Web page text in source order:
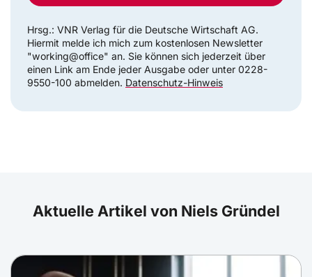
Hrsg.: VNR Verlag für die Deutsche Wirtschaft AG.
Hiermit melde ich mich zum kostenlosen Newsletter
"working@office" an. Sie können sich jederzeit über
einen Link am Ende jeder Ausgabe oder unter 0228-
9550-100 abmelden. Datenschutz-Hinweis
Aktuelle Artikel von Niels Gründel